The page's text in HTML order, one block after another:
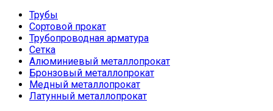
Трубы
Сортовой прокат
Трубопроводная арматура
Сетка
Алюминиевый металлопрокат
Бронзовый металлопрокат
Медный металлопрокат
Латунный металлопрокат